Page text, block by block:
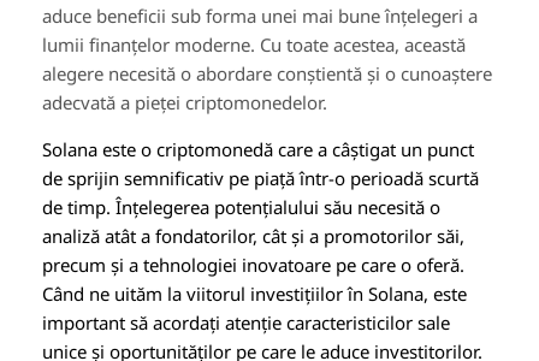
aduce beneficii sub forma unei mai bune înțelegeri a
lumii finanțelor moderne. Cu toate acestea, această
alegere necesită o abordare conștientă și o cunoaștere
adecvată a pieței criptomonedelor.
Solana este o criptomonedă care a câștigat un punct
de sprijin semnificativ pe piață într-o perioadă scurtă
de timp. Înțelegerea potențialului său necesită o
analiză atât a fondatorilor, cât și a promotorilor săi,
precum și a tehnologiei inovatoare pe care o oferă.
Când ne uităm la viitorul investițiilor în Solana, este
important să acordați atenție caracteristicilor sale
unice și oportunităților pe care le aduce investitorilor.